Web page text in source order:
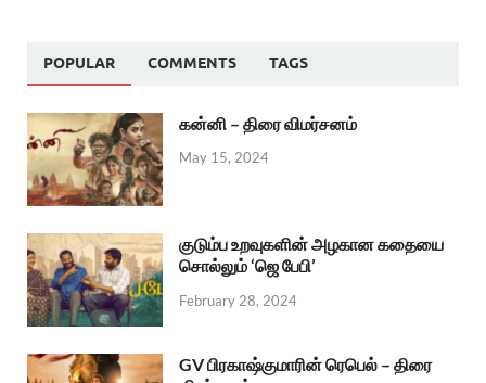
POPULAR COMMENTS TAGS
கன்னி – திரை விமர்சனம்
May 15, 2024
குடும்ப உறவுகளின் அழகான கதையை
சொல்லும் ‘ஜெ பேபி’
February 28, 2024
GV பிரகாஷ்குமாரின் ரெபெல் – திரை